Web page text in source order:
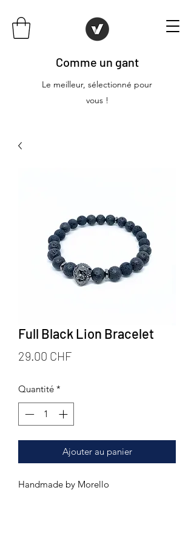
Comme un gant
Le meilleur, sélectionné pour
vous !
Full Black Lion Bracelet
29.00 CHFPrix
Quantité *
Ajouter au panier
Handmade by Morello